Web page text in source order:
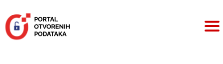
sadržaj